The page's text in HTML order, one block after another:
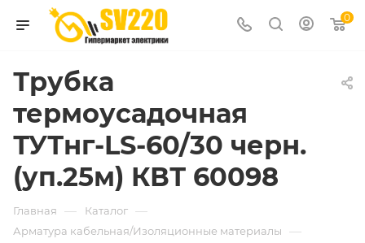
0
Трубка
термоусадочная
ТУТнг-LS-60/30 черн.
(уп.25м) КВТ 60098
Главная — Каталог —
Арматура кабельная/Изоляционные материалы —